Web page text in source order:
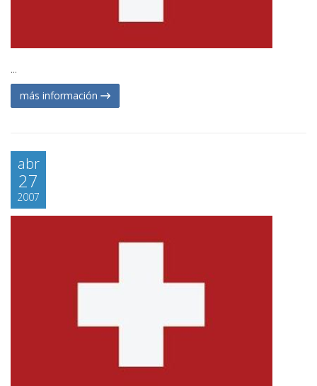
...
más información
abr
27
2007